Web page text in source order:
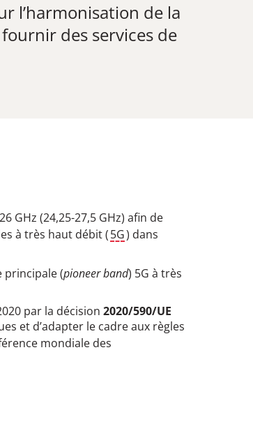
l’harmonisation de la
des services de
GHz (24,25-27,5 GHz) afin de
à très haut débit (5G) dans
principale (pioneer band) 5G à très
par la décision 2020/590/UE
et d’adapter le cadre aux règles
mondiale des